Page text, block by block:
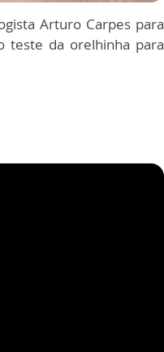
Arturo Carpes para
teste da orelhinha para